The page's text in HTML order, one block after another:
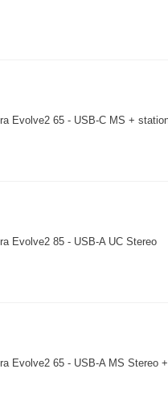
Evolve2 65 - USB-C MS +
Evolve2 85 - USB-A UC Stereo
Evolve2 65 - USB-A MS Stereo